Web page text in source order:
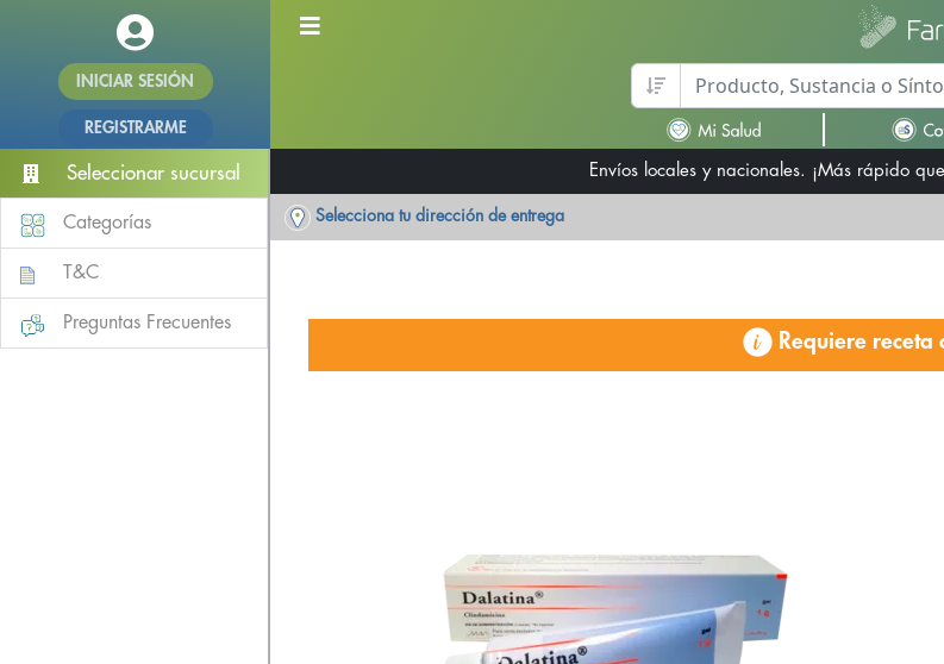
INICIAR SESIÓN
REGISTRARME
Seleccionar sucursal
Categorías
T&C
Preguntas Frecuentes
Envíos locales y nacionales. ¡Más rápido
Selecciona tu dirección de entrega
Requiere